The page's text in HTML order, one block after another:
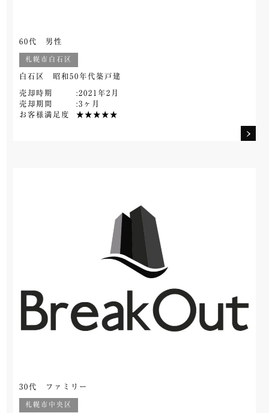
60代 男性
札幌市白石区
白石区 昭和50年代築戸建
売却時期
:2021年2月
売却期間
:3ヶ月
お客様満足度
★★★★★
30代 ファミリー
札幌市中央区